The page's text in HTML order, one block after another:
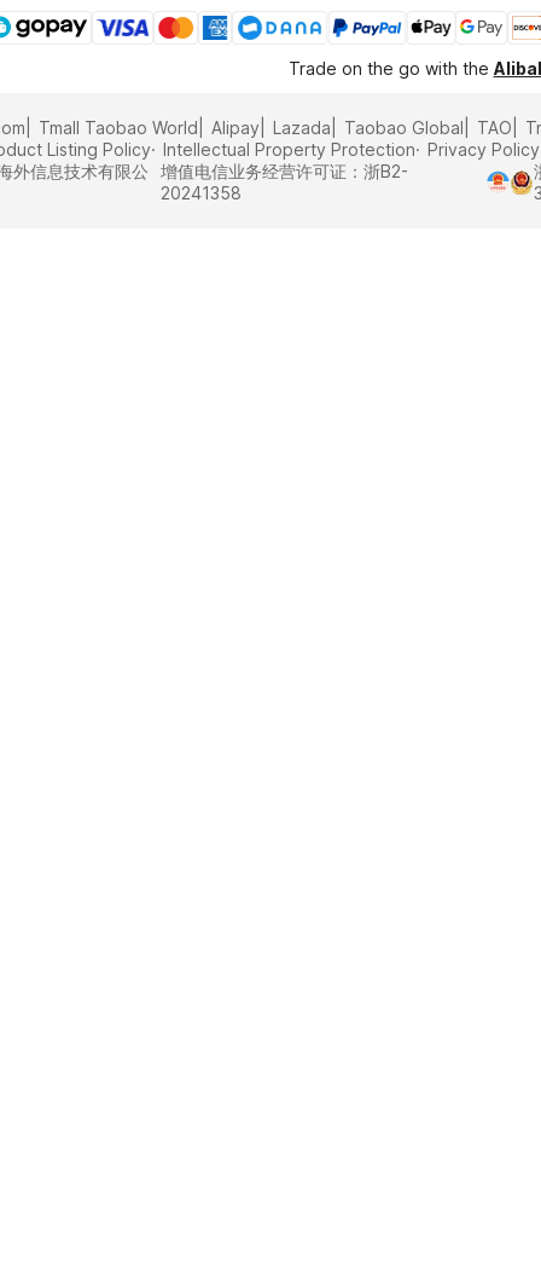
Trade on the go with the
Tmall Taobao World Alipay Lazada Taobao Global TAO
Listing Policy
Intellectual Property Protection
Privacy Policy
外信息技术有限公
增值电信业务经营许可证：浙B2-
20241358